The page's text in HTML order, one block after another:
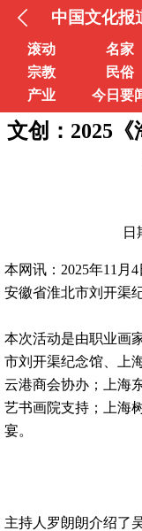
中国文化报
滚动 名家
宗教
民俗
产业
今日要
文创：2025
日
本网讯：2025年11月
安徽省淮北市刘开渠
本次活动是由职业画
市刘开渠纪念馆、上
云港商会协办；上海
艺书画院支持；上海
宴。
主持人罗朗朗介绍了